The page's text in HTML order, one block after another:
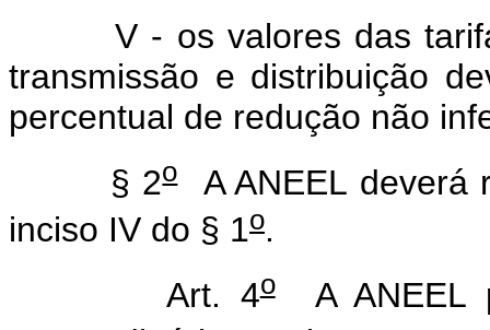
V - os valores das tarifas
transmissão e distribuição
percentual de redução não
§ 2oA ANEEL deverá
inciso IV do § 1o.
Art. 4oA ANEEL